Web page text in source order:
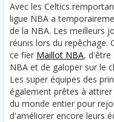
Avec les Celtics
ligue NBA a
de la NBA. Les meilleurs
réunis lors du repêchage.
ce fier Maillot NBA, d'être
NBA et de galoper sur le
Les super équipes des
également prêtes à
du monde entier pour
d'améliorer encore leurs